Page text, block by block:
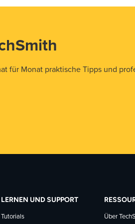
für Monat praktische Tipps und
LERNEN UND SUPPORT
Tutorials Über